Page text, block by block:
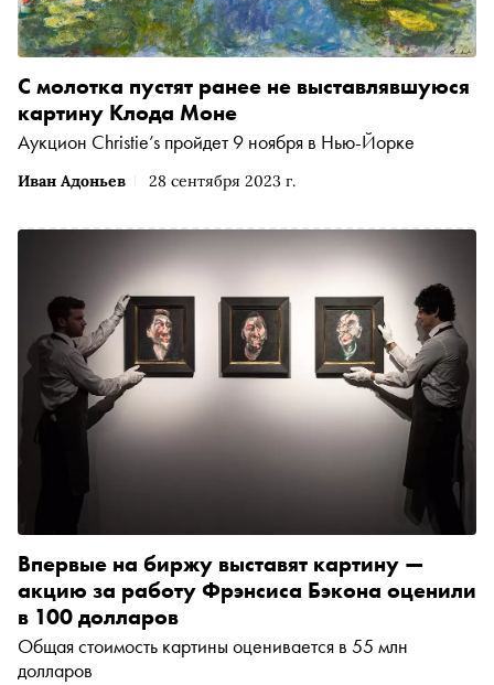
Иван Адоньев 28 сентября 2023 г.
С молотка пустят ранее не выставлявшуюся
картину Клода Моне
Аукцион Christie’s пройдет 9 ноября в Нью-Йорке
Впервые на биржу выставят картину —
акцию за работу Фрэнсиса Бэкона оценили
в 100 долларов
Общая стоимость картины оценивается в 55 млн
долларов